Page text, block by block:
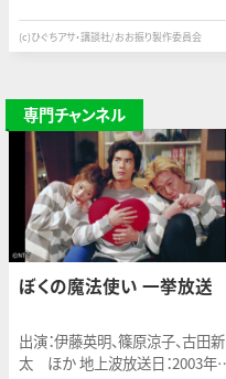
(c)ひぐちアサ・講談社/おお振り製作委員会
専門チャンネル
ぼくの魔法使い 一挙放送
出演：伊藤英明、篠原涼子、古田新
太 ほか 地上波放送日：2003年4